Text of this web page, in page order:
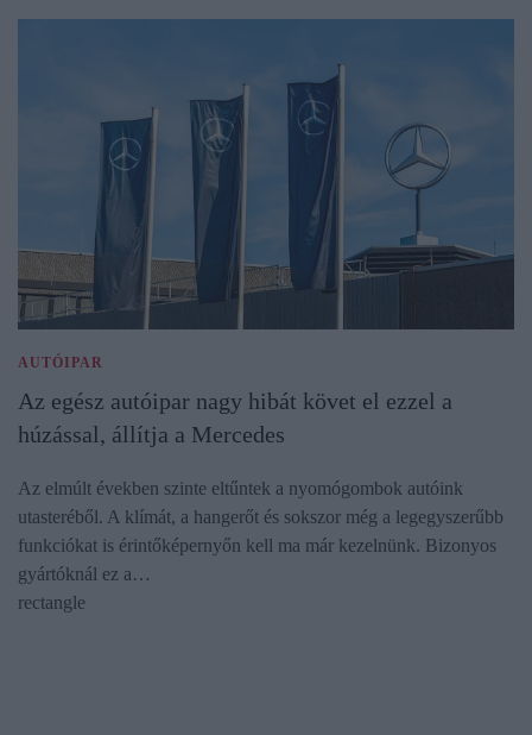
AUTÓIPAR
Az egész autóipar nagy hibát követ el ezzel a
húzással, állítja a Mercedes
Az elmúlt években szinte eltűntek a nyomógombok autóink
utasteréből. A klímát, a hangerőt és sokszor még a legegyszerűbb
funkciókat is érintőképernyőn kell ma már kezelnünk. Bizonyos
gyártóknál ez a…
rectangle